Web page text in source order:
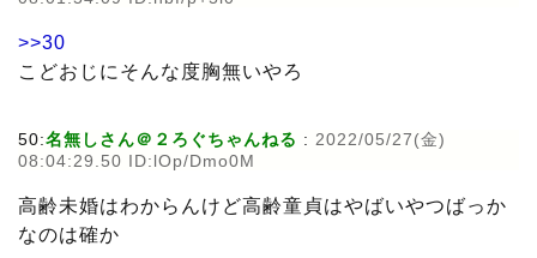
>>30
こどおじにそんな度胸無いやろ
50:名無しさん＠２ろぐちゃんねる : 2022/05/27(金)
08:04:29.50 ID:lOp/Dmo0M
高齢未婚はわからんけど高齢童貞はやばいやつばっか
なのは確か